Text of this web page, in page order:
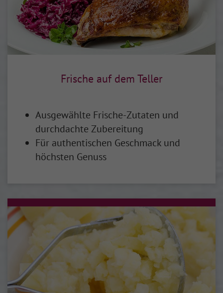
Frische auf dem Teller
Ausgewählte Frische-Zutaten und
durchdachte Zubereitung
Für authentischen Geschmack und
höchsten Genuss